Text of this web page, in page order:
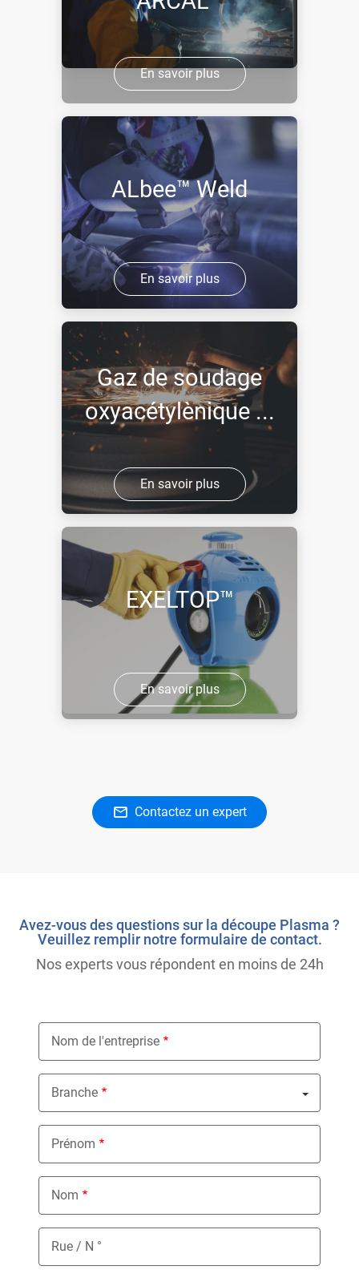
En savoir plus
ALbee™ Weld
En savoir plus
Gaz de soudage
oxyacétylènique ...
En savoir plus
EXELTOP™
En savoir plus
Contactez un expert
Avez-vous des questions sur la découpe Plasma ?
Veuillez remplir notre formulaire de contact.
Nos experts vous répondent en moins de 24h
Nom de l'entreprise
Branche
Nothing selected
Prénom
Nom
Rue / N °